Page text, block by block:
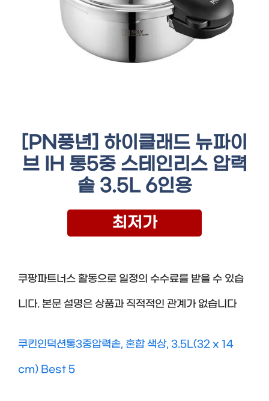
[PN풍년] 하이클래드 뉴파이
브 IH 통5중 스테인리스 압력
솥 3.5L 6인용
최저가
쿠팡파트너스 활동으로 일정의 수수료를 받을 수 있습
니다. 본문 설명은 상품과 직적적인 관계가 없습니다
쿠킨인덕션통3중압력솥, 혼합 색상, 3.5L(32 x 14
cm) Best 5